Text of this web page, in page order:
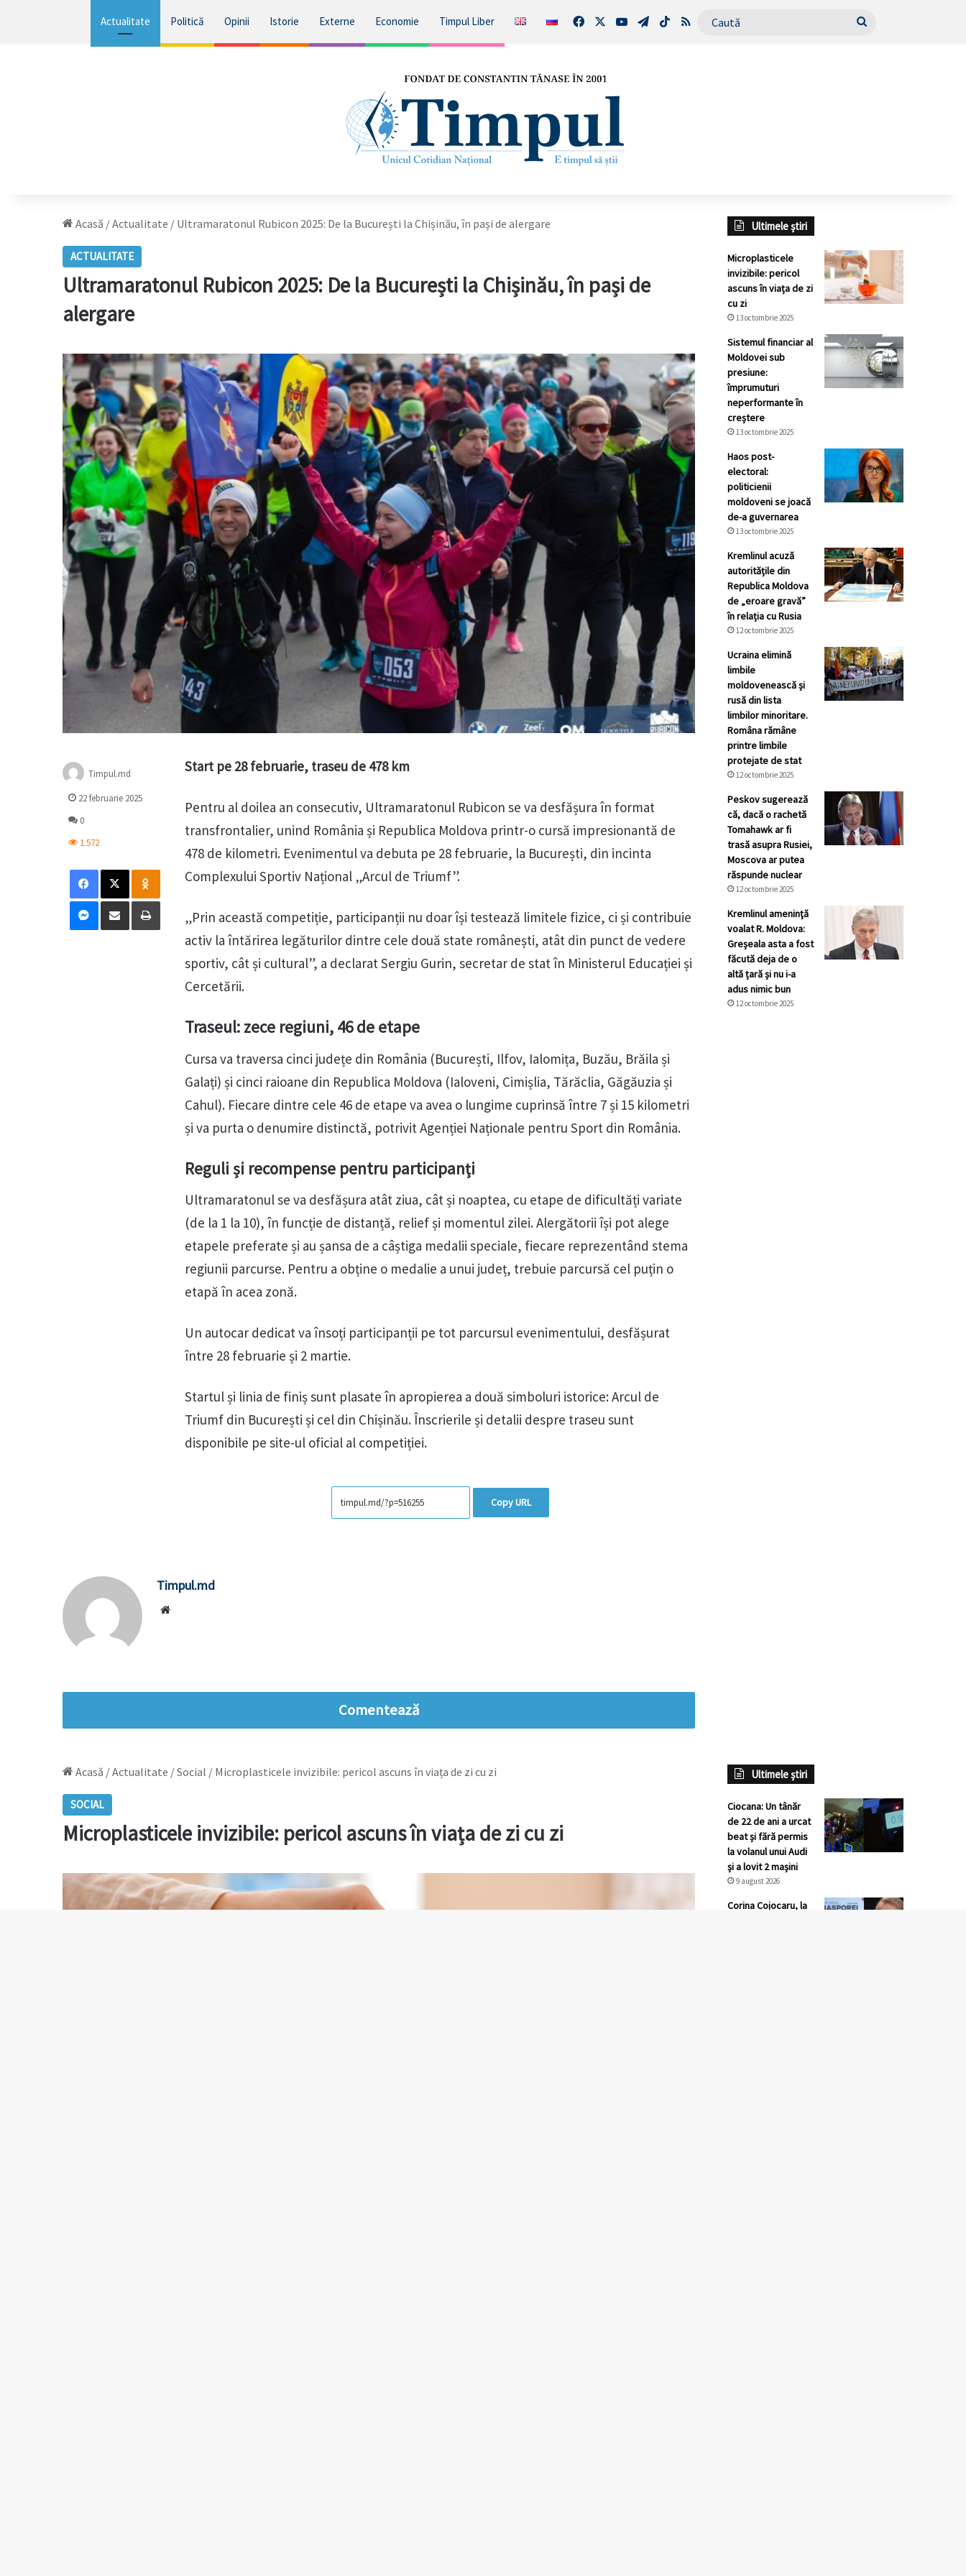
Actualitate Politică Opinii Istorie Externe Economie Timpul Liber FacebookYouTubeTelegram
TikTokRSS Caută
Acasă /Actualitate / Ultramaratonul Rubicon 2025: De la București la Chișinău, în pași de alergare
ACTUALITATE
Ultramaratonul Rubicon 2025: De la București la Chișinău, în pași de
alergare
Start pe 28 februarie, traseu de 478 km
Pentru al doilea an consecutiv, Ultramaratonul Rubicon se va desfășura în format
transfrontalier, unind România și Republica Moldova printr-o cursă impresionantă de
478 de kilometri. Evenimentul va debuta pe 28 februarie, la București, din incinta
Complexului Sportiv Național „Arcul de Triumf”.
„Prin această competiție, participanții nu doar își testează limitele fizice, ci și contribuie
activ la întărirea legăturilor dintre cele două state românești, atât din punct de vedere
sportiv, cât și cultural”, a declarat Sergiu Gurin, secretar de stat în Ministerul Educației și
Cercetării.
Traseul: zece regiuni, 46 de etape
Cursa va traversa cinci județe din România (București, Ilfov, Ialomița, Buzău, Brăila și
Galați) și cinci raioane din Republica Moldova (Ialoveni, Cimișlia, Tărăclia, Găgăuzia și
Cahul). Fiecare dintre cele 46 de etape va avea o lungime cuprinsă între 7 și 15 kilometri
și va purta o denumire distinctă, potrivit Agenției Naționale pentru Sport din România.
Reguli și recompense pentru participanți
Ultramaratonul se va desfășura atât ziua, cât și noaptea, cu etape de dificultăți variate
(de la 1 la 10), în funcție de distanță, relief și momentul zilei. Alergătorii își pot alege
etapele preferate și au șansa de a câștiga medalii speciale, fiecare reprezentând stema
regiunii parcurse. Pentru a obține o medalie a unui județ, trebuie parcursă cel puțin o
etapă în acea zonă.
Un autocar dedicat va însoți participanții pe tot parcursul evenimentului, desfășurat
între 28 februarie și 2 martie.
Startul și linia de finiș sunt plasate în apropierea a două simboluri istorice: Arcul de
Triumf din București și cel din Chișinău. Înscrierile și detalii despre traseu sunt
disponibile pe site-ul oficial al competiției.
Copy URL
Timpul.md
22 februarie 2025
0
1.572
Facebook
X Odnoklassniki
Messenger
Distribuie prin mail Tipărește
Timpul.md
Comentează
Ultimele știri
Microplasticele
invizibile: pericol
ascuns în viața de zi
cu zi
13 octombrie 2025
Sistemul financiar al
Moldovei sub
presiune:
împrumuturi
neperformante în
creștere
13 octombrie 2025
Haos post-
electoral:
politicienii
moldoveni se joacă
de-a guvernarea
13 octombrie 2025
Kremlinul acuză
autoritățile din
Republica Moldova
de „eroare gravă”
în relația cu Rusia
12 octombrie 2025
Ucraina elimină
limbile
moldovenească și
rusă din lista
limbilor minoritare.
Româna rămâne
printre limbile
protejate de stat
12 octombrie 2025
Peskov sugerează
că, dacă o rachetă
Tomahawk ar fi
trasă asupra Rusiei,
Moscova ar putea
răspunde nuclear
12 octombrie 2025
Kremlinul ameninţă
voalat R. Moldova:
Greșeala asta a fost
făcută deja de o
altă țară și nu i-a
adus nimic bun
12 octombrie 2025